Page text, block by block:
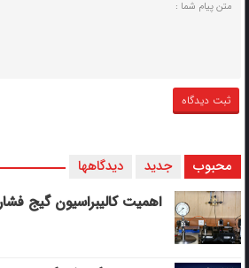
محبوب جدید دیدگاهها
اهمیت کالیبراسیون گیج فشار